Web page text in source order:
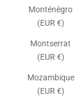
Monténégro
(EUR €)
Montserrat
(EUR €)
Mozambique
(EUR €)